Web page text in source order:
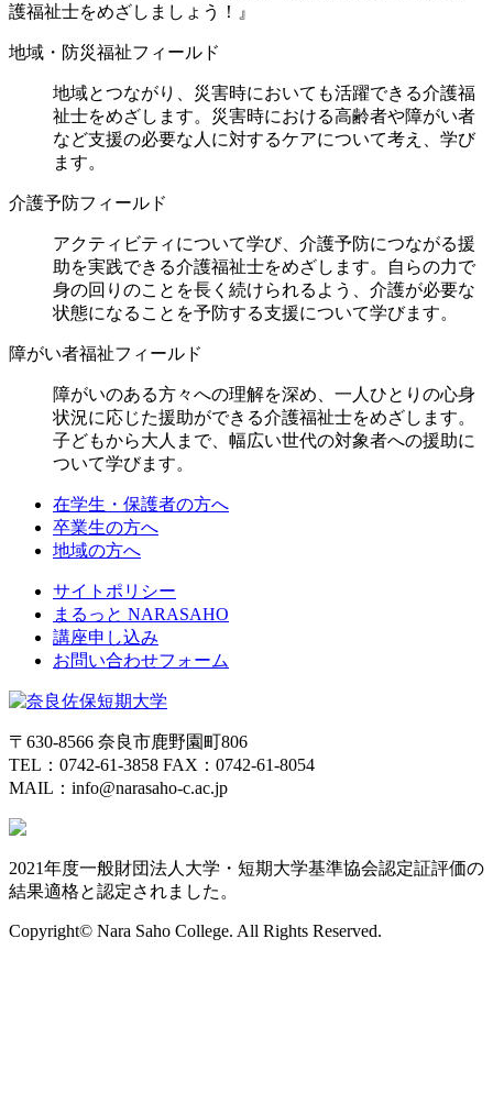
護福祉士をめざしましょう！』
地域・防災福祉フィールド
地域とつながり、災害時においても活躍できる介護福
祉士をめざします。災害時における高齢者や障がい者
など支援の必要な人に対するケアについて考え、学び
ます。
介護予防フィールド
アクティビティについて学び、介護予防につながる援
助を実践できる介護福祉士をめざします。自らの力で
身の回りのことを長く続けられるよう、介護が必要な
状態になることを予防する支援について学びます。
障がい者福祉フィールド
障がいのある方々への理解を深め、一人ひとりの心身
状況に応じた援助ができる介護福祉士をめざします。
子どもから大人まで、幅広い世代の対象者への援助に
ついて学びます。
在学生・保護者の方へ
卒業生の方へ
地域の方へ
サイトポリシー
まるっと NARASAHO
講座申し込み
お問い合わせフォーム
〒630-8566 奈良市鹿野園町806
TEL：0742-61-3858 FAX：0742-61-8054
MAIL：info@narasaho-c.ac.jp
2021年度一般財団法人大学・短期大学基準協会認定証評価の
結果適格と認定されました。
Copyright© Nara Saho College. All Rights Reserved.